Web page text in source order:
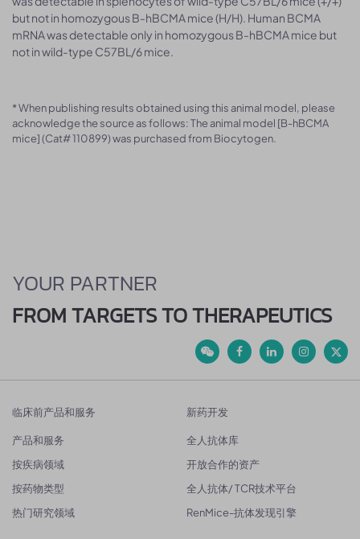
but not in homozygous B-hBCMA mice (H/H). Human BCMA
mRNA was detectable only in homozygous B-hBCMA mice but
not in wild-type C57BL/6 mice.
* When publishing results obtained using this animal model, please
acknowledge the source as follows: The animal model [B-hBCMA
mice] (Cat# 110899) was purchased from Biocytogen.
YOUR PARTNER
FROM TARGETS TO THERAPEUTICS
临床前产品和服务
产品和服务
按疾病领域
按药物类型
热门研究领域
新药开发
全人抗体库
开放合作的资产
全人抗体/ TCR技术平台
RenMice-抗体发现引擎